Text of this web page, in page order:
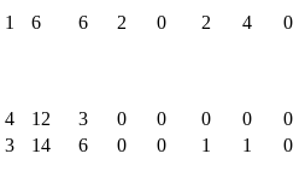
1 6 6 2 0 2 4
0
4 12 3 0 0 0 0
0
3 14 6 0 0 1 1
0